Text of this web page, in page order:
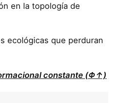
en la topología de
ecológicas que perduran
constante (Φ↑)